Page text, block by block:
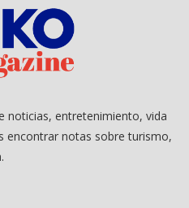
noticias, entretenimiento, vida
encontrar notas sobre turismo,